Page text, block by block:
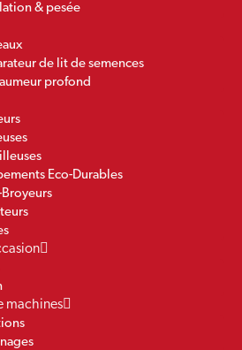
& pesée
de lit de semences
profond
Eco-Durables
machines